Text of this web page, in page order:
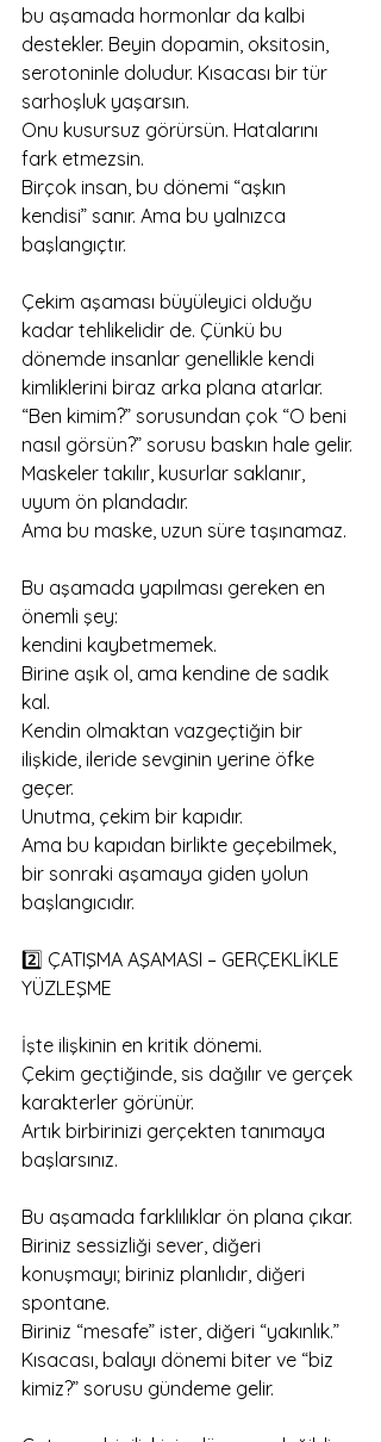
bu aşamada hormonlar da kalbi
destekler. Beyin dopamin, oksitosin,
serotoninle doludur. Kısacası bir tür
sarhoşluk yaşarsın.
Onu kusursuz görürsün. Hatalarını
fark etmezsin.
Birçok insan, bu dönemi “aşkın
kendisi” sanır. Ama bu yalnızca
başlangıçtır.
Çekim aşaması büyüleyici olduğu
kadar tehlikelidir de. Çünkü bu
dönemde insanlar genellikle kendi
kimliklerini biraz arka plana atarlar.
“Ben kimim?” sorusundan çok “O beni
nasıl görsün?” sorusu baskın hale gelir.
Maskeler takılır, kusurlar saklanır,
uyum ön plandadır.
Ama bu maske, uzun süre taşınamaz.
Bu aşamada yapılması gereken en
önemli şey:
kendini kaybetmemek.
Birine aşık ol, ama kendine de sadık
kal.
Kendin olmaktan vazgeçtiğin bir
ilişkide, ileride sevginin yerine öfke
geçer.
Unutma, çekim bir kapıdır.
Ama bu kapıdan birlikte geçebilmek,
bir sonraki aşamaya giden yolun
başlangıcıdır.
2️⃣ ÇATIŞMA AŞAMASI – GERÇEKLİKLE
YÜZLEŞME
İşte ilişkinin en kritik dönemi.
Çekim geçtiğinde, sis dağılır ve gerçek
karakterler görünür.
Artık birbirinizi gerçekten tanımaya
başlarsınız.
Bu aşamada farklılıklar ön plana çıkar.
Biriniz sessizliği sever, diğeri
konuşmayı; biriniz planlıdır, diğeri
spontane.
Biriniz “mesafe” ister, diğeri “yakınlık.”
Kısacası, balayı dönemi biter ve “biz
kimiz?” sorusu gündeme gelir.